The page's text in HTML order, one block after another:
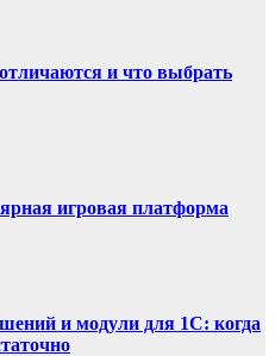
и что выбрать
игровая платформа
и модули для 1С: когда